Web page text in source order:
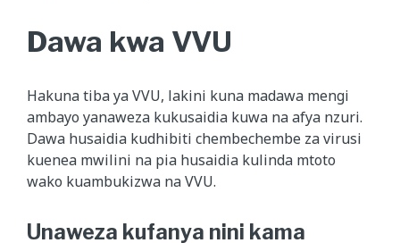
Dawa kwa VVU
Hakuna tiba ya VVU, lakini kuna madawa mengi
ambayo yanaweza kukusaidia kuwa na afya nzuri.
Dawa husaidia kudhibiti chembechembe za virusi
kuenea mwilini na pia husaidia kulinda mtoto
wako kuambukizwa na VVU.
Unaweza kufanya nini kama